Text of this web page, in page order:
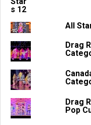
All
Drag
Drag
Pop